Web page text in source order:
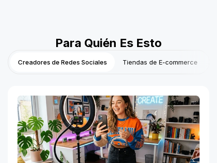
Para Quién Es Esto
Creadores de Redes Sociales Tiendas de E-commerce